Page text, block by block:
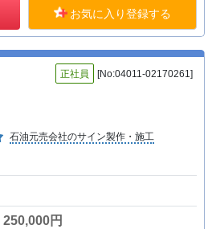
お気に入り登録する
正社員 [No:04011-02170261]
石油元売会社のサイン製作・施工
円